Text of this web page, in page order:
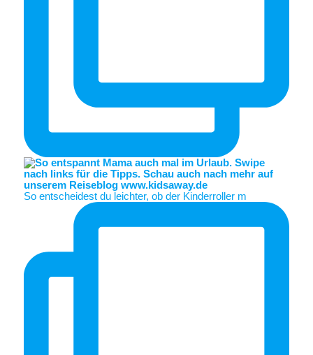
So entscheidest du leichter, ob der Kinderroller m